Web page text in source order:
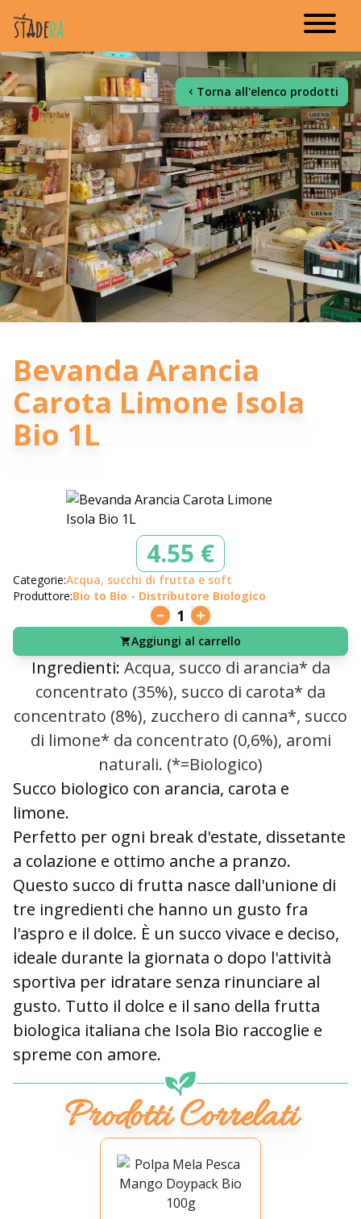
Torna all'elenco prodotti
Bevanda Arancia
Carota Limone Isola
Bio 1L
4.55 €
Categorie:Acqua, succhi di frutta e soft
Produttore:Bio to Bio - Distributore Biologico
1
Aggiungi al carrello
Ingredienti: Acqua, succo di arancia* da
concentrato (35%), succo di carota* da
concentrato (8%), zucchero di canna*, succo
di limone* da concentrato (0,6%), aromi
naturali. (*=Biologico)
Succo biologico con arancia, carota e
limone.
Perfetto per ogni break d'estate, dissetante
a colazione e ottimo anche a pranzo.
Questo succo di frutta nasce dall'unione di
tre ingredienti che hanno un gusto fra
l'aspro e il dolce. È un succo vivace e deciso,
ideale durante la giornata o dopo l'attività
sportiva per idratare senza rinunciare al
gusto. Tutto il dolce e il sano della frutta
biologica italiana che Isola Bio raccoglie e
spreme con amore.
Prodotti Correlati